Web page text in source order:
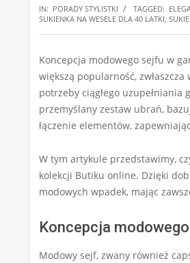
IN: PORADY STYLISTKI TAGGED:
SUKIENKA NA WESELE DLA 40 LATKI,
Koncepcja modowego sejfu w
większą popularność,
potrzeby ciągłego
przemyślany zestaw ubrań,
łączenie elementów,
W tym artykule przedstawimy,
kolekcji Butiku online. Dzięki
modowych wpadek, mając
Koncepcja
Modowy sejf, zwany również